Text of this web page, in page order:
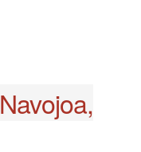
Navojoa,